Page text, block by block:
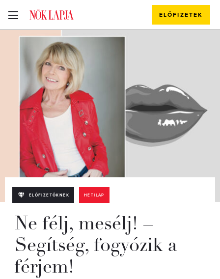
ELŐFIZETEK
ELŐFIZETŐKNEK HETILAP
Ne félj, mesélj! –
Segítség, fogyózik a
férjem!